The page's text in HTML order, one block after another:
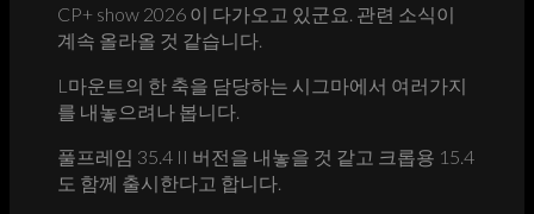
CP+ show 2026 이 다가오고 있군요. 관련 소식이
계속 올라올 것 같습니다.
L마운트의 한 축을 담당하는 시그마에서 여러가지
를 내놓으려나 봅니다.
풀프레임 35.4 II 버전을 내놓을 것 같고 크롭용 15.4
도 함께 출시한다고 합니다.